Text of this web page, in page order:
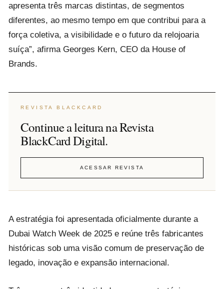
apresenta três marcas distintas, de segmentos
diferentes, ao mesmo tempo em que contribui para a
força coletiva, a visibilidade e o futuro da relojoaria
suíça”, afirma Georges Kern, CEO da House of
Brands.
REVISTA BLACKCARD
Continue a leitura na Revista
BlackCard Digital.
ACESSAR REVISTA
A estratégia foi apresentada oficialmente durante a
Dubai Watch Week de 2025 e reúne três fabricantes
históricas sob uma visão comum de preservação de
legado, inovação e expansão internacional.